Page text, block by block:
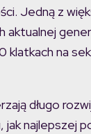
Jedną z
aktualnej
klatkach na
długo
jak najlepszej